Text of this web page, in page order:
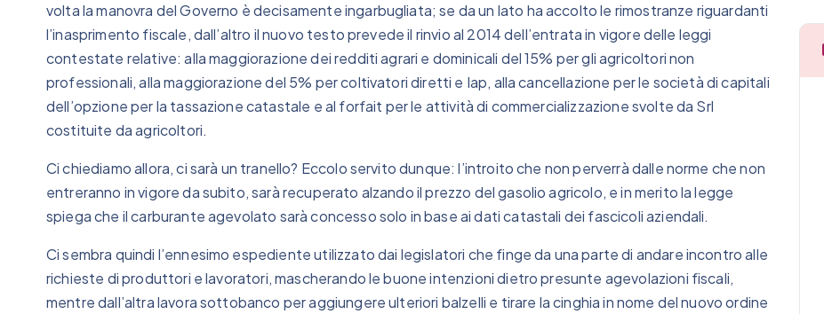
volta la manovra del Governo è decisamente ingarbugliata; se da un lato ha accolto le rimostranze riguardanti
l’inasprimento fiscale, dall’altro il nuovo testo prevede il rinvio al 2014 dell’entrata in vigore delle leggi
contestate relative: alla maggiorazione dei redditi agrari e dominicali del 15% per gli agricoltori non
professionali, alla maggiorazione del 5% per coltivatori diretti e Iap, alla cancellazione per le società di capitali
dell’opzione per la tassazione catastale e al forfait per le attività di commercializzazione svolte da Srl
costituite da agricoltori.
Ci chiediamo allora, ci sarà un tranello? Eccolo servito dunque: l’introito che non perverrà dalle norme che non
entreranno in vigore da subito, sarà recuperato alzando il prezzo del gasolio agricolo, e in merito la legge
spiega che il carburante agevolato sarà concesso solo in base ai dati catastali dei fascicoli aziendali.
Ci sembra quindi l’ennesimo espediente utilizzato dai legislatori che finge da una parte di andare incontro alle
richieste di produttori e lavoratori, mascherando le buone intenzioni dietro presunte agevolazioni fiscali,
mentre dall’altra lavora sottobanco per aggiungere ulteriori balzelli e tirare la cinghia in nome del nuovo ordine